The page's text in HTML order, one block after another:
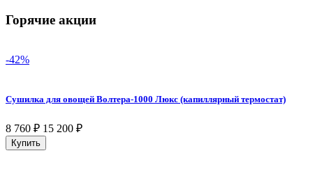
Горячие акции
-42%
Сушилка для овощей Волтера-1000 Люкс (капиллярный термостат)
8 760 ₽ 15 200 ₽
Купить